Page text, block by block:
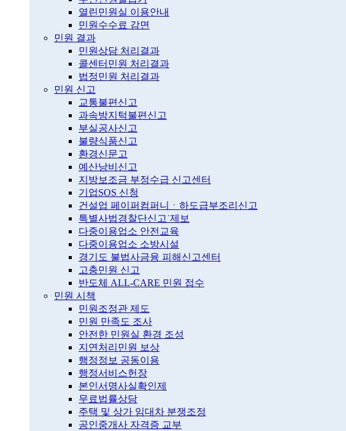
열린민원실 이용안내
민원수수료 감면
민원 결과
민원상담 처리결과
콜센터민원 처리결과
법정민원 처리결과
민원 신고
교통불편신고
과속방지턱불편신고
부실공사신고
불량식품신고
환경신문고
예산낭비신고
지방보조금 부정수급 신고센터
기업SOS 신청
건설업 페이퍼컴퍼니ㆍ하도급부조리신고
특별사법경찰단신고˙제보
다중이용업소 안전교육
다중이용업소 소방시설
경기도 불법사금융 피해신고센터
고충민원 신고
반도체 ALL-CARE 민원 접수
민원 시책
민원조정관 제도
민원 만족도 조사
안전한 민원실 환경 조성
지연처리민원 보상
행정정보 공동이용
행정서비스헌장
본인서명사실확인제
무료법률상담
주택 및 상가 임대차 분쟁조정
공인중개사 자격증 교부